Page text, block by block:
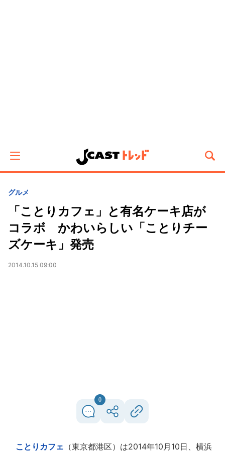
グルメ
「ことりカフェ」と有名ケーキ店が
コラボ かわいらしい「ことりチー
ズケーキ」発売
2014.10.15 09:00
0
ことりカフェ （東京都港区）は2014年10月10日、横浜